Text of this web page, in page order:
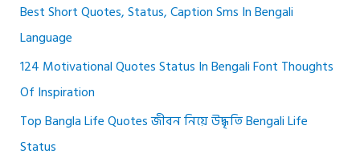
Best Short Quotes, Status, Caption Sms In Bengali
Language
124 Motivational Quotes Status In Bengali Font Thoughts
Of Inspiration
Top Bangla Life Quotes জীবন নিয়ে উদ্ধৃতি Bengali Life
Status